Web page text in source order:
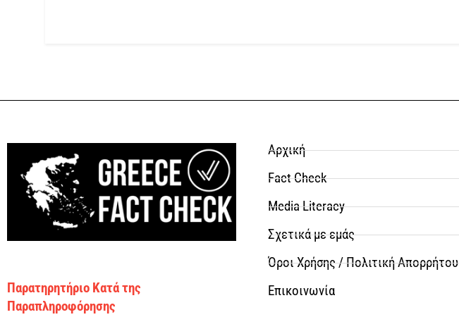
Παρατηρητήριο Κατά της
Παραπληροφόρησης
Αρχική
Fact Check
Media Literacy
Σχετικά με εμάς
Όροι Χρήσης / Πολιτική Απορρήτου
Επικοινωνία